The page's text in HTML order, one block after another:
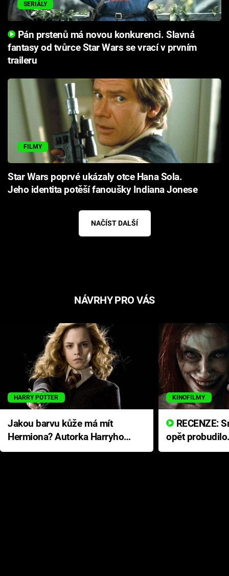
SERIÁLY
Pán prstenů má novou konkurenci. Slavná
fantasy od tvůrce Star Wars se vrací v prvním
traileru
FILMY
Star Wars poprvé ukázaly otce Hana Sola.
Jeho identita potěší fanoušky Indiana Jonese
NAČÍST DALŠÍ
NÁVRHY PRO VÁS
HARRY POTTER
Jakou barvu kůže má mít
Hermiona? Autorka Harryho
Pottera přišla s ráznou
KINOFILMY
opět
přichází s